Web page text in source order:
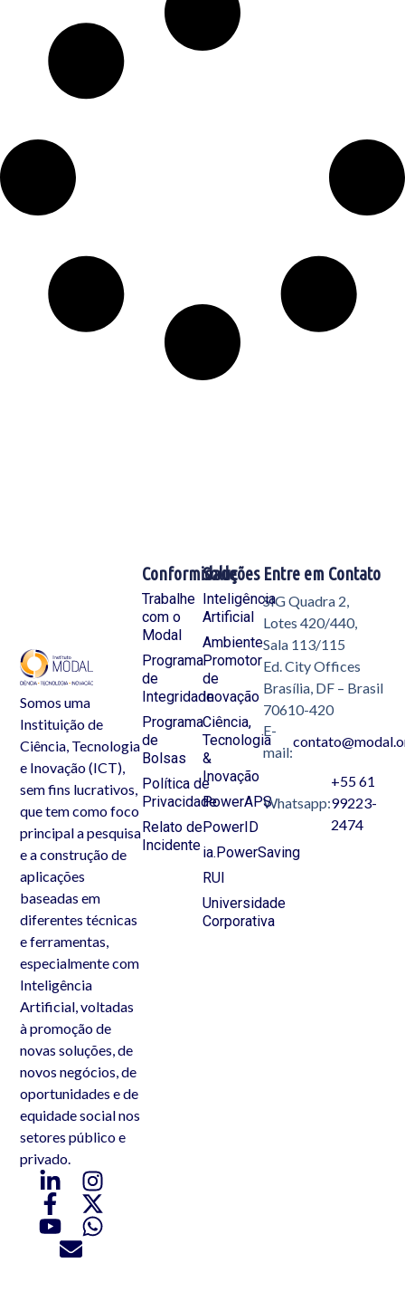
Somos uma
Instituição de
Ciência, Tecnologia
e Inovação (ICT),
sem fins lucrativos,
que tem como foco
principal a pesquisa
e a construção de
aplicações
baseadas em
diferentes técnicas
e ferramentas,
especialmente com
Inteligência
Artificial, voltadas
à promoção de
novas soluções, de
novos negócios, de
oportunidades e de
equidade social nos
setores público e
privado.
Soluções
Inteligência
Artificial
Ambiente
Promotor
de
Inovação
Ciência,
Tecnologia
&
Inovação
PowerAPS
PowerID
ia.PowerSaving
RUI
Universidade
Corporativa
Conformidade
Trabalhe
com o
Modal
Programa
de
Integridade
Programa
de
Bolsas
Política de
Privacidade
Relato de
Incidente
Entre em Contato
SIG Quadra 2,
Lotes 420/440,
Sala 113/115
Ed. City Offices
Brasília, DF – Brasil
70610-420
E-
mail:
Whatsapp:
+55 61
99223-
2474